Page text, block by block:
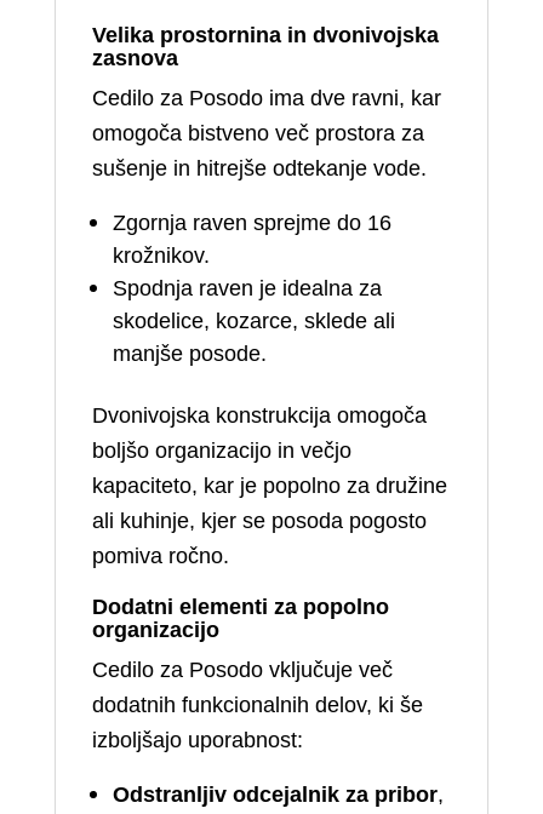
Velika prostornina in dvonivojska
zasnova
Cedilo za Posodo ima dve ravni, kar
omogoča bistveno več prostora za
sušenje in hitrejše odtekanje vode.
Zgornja raven sprejme do 16
krožnikov.
Spodnja raven je idealna za
skodelice, kozarce, sklede ali
manjše posode.
Dvonivojska konstrukcija omogoča
boljšo organizacijo in večjo
kapaciteto, kar je popolno za družine
ali kuhinje, kjer se posoda pogosto
pomiva ročno.
Dodatni elementi za popolno
organizacijo
Cedilo za Posodo vključuje več
dodatnih funkcionalnih delov, ki še
izboljšajo uporabnost:
Odstranljiv odcejalnik za pribor,